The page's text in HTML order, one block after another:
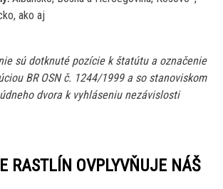
ako aj
sú dotknuté pozície k štatútu a označenie
BR OSN č. 1244/1999 a so stanoviskom
dvora k vyhláseniu nezávislosti
RASTLÍN OVPLYVŇUJE NÁŠ